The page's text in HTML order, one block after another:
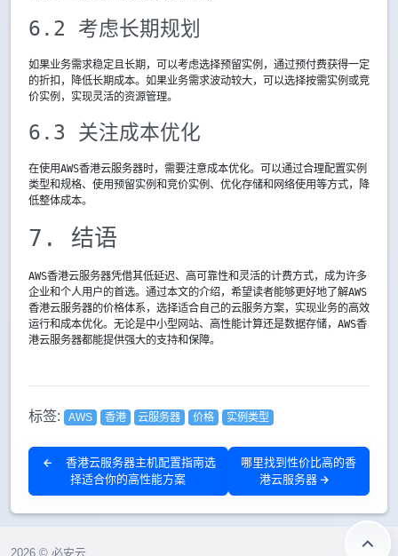
6.2 考虑长期规划
如果业务需求稳定且长期，可以考虑选择预留实例，通过预付费获得一定
的折扣，降低长期成本。如果业务需求波动较大，可以选择按需实例或竞
价实例，实现灵活的资源管理。
6.3 关注成本优化
在使用AWS香港云服务器时，需要注意成本优化。可以通过合理配置实例
类型和规格、使用预留实例和竞价实例、优化存储和网络使用等方式，降
低整体成本。
7. 结语
AWS香港云服务器凭借其低延迟、高可靠性和灵活的计费方式，成为许多
企业和个人用户的首选。通过本文的介绍，希望读者能够更好地了解AWS
香港云服务器的价格体系，选择适合自己的云服务方案，实现业务的高效
运行和成本优化。无论是中小型网站、高性能计算还是数据存储，AWS香
港云服务器都能提供强大的支持和保障。
标签: AWS 香港 云服务器 价格 实例类型
香港云服务器主机配置指南选
择适合你的高性能方案
哪里找到性价比高的香
港云服务器
2026 © 必安云.